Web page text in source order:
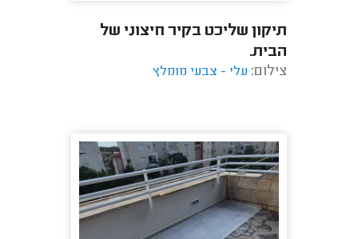
תיקון שליכט בקיר חיצוני של
הבית.
צילום: עלי - צבעי מומלץ